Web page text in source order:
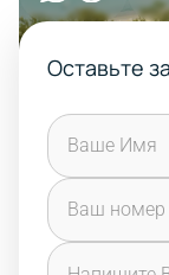
Оставьте